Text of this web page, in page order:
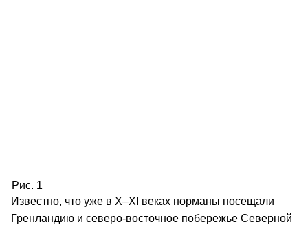
Рис. 1
Известно, что уже в X–XI веках норманы посещали
Гренландию и северо-восточное побережье Северной